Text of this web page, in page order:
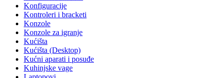
Konfiguracije
Kontroleri i bracketi
Konzole
Konzole za igranje
Kućišta
Kućišta (Desktop)
Kućni aparati i posuđe
Kuhinjske vage